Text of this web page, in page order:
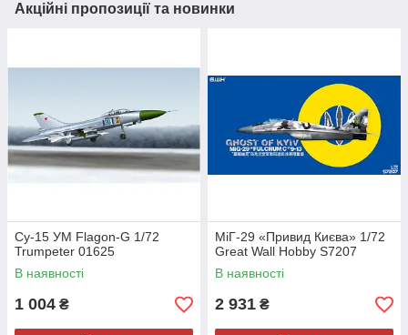
Акційні пропозиції та новинки
Су-15 УМ Flagon-G 1/72
Trumpeter 01625
В наявності
1 004 ₴
МіГ-29 «Привид Києва» 1/72
Great Wall Hobby S7207
В наявності
2 931 ₴